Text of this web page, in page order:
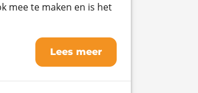
mee te maken en is het
Lees meer